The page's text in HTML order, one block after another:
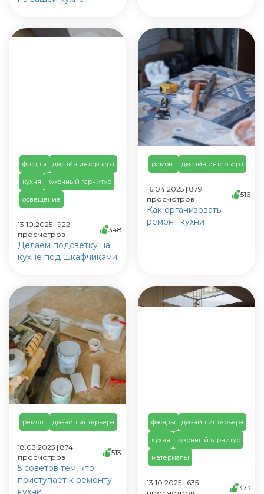
фасады дизайн интерьера
кухня кухонный гарнитур
освещение
13.10.2025 | 922
просмотров |
348
Делаем подсветку на
кухне под шкафчиками
ремонт дизайн интерьера
16.04.2025 | 879
просмотров |
516
Как организовать
ремонт кухни
ремонт дизайн интерьера
18.03.2025 | 874
просмотров |
513
5 советов тем, кто
приступает к ремонту
кухни
фасады дизайн интерьера
кухня кухонный гарнитур
материалы
13.10.2025 | 635
373